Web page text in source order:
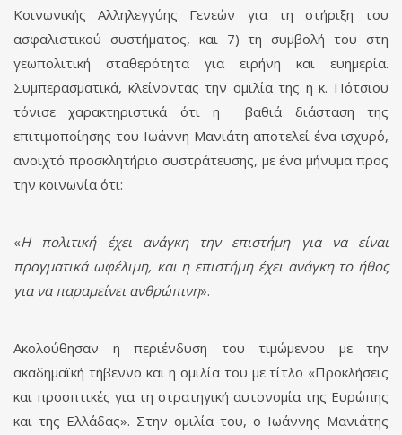
Κοινωνικής Αλληλεγγύης Γενεών για τη στήριξη του
ασφαλιστικού συστήματος, και 7) τη συμβολή του στη
γεωπολιτική σταθερότητα για ειρήνη και ευημερία.
Συμπερασματικά, κλείνοντας την ομιλία της η κ. Πότσιου
τόνισε χαρακτηριστικά ότι η βαθιά διάσταση της
επιτιμοποίησης του Ιωάννη Μανιάτη αποτελεί ένα ισχυρό,
ανοιχτό προσκλητήριο συστράτευσης, με ένα μήνυμα προς
την κοινωνία ότι:
«Η πολιτική έχει ανάγκη την επιστήμη για να είναι
πραγματικά ωφέλιμη, και η επιστήμη έχει ανάγκη το ήθος
για να παραμείνει ανθρώπινη».
Ακολούθησαν η περιένδυση του τιμώμενου με την
ακαδημαϊκή τήβεννο και η ομιλία του με τίτλο «Προκλήσεις
και προοπτικές για τη στρατηγική αυτονομία της Ευρώπης
και της Ελλάδας». Στην ομιλία του, ο Ιωάννης Μανιάτης